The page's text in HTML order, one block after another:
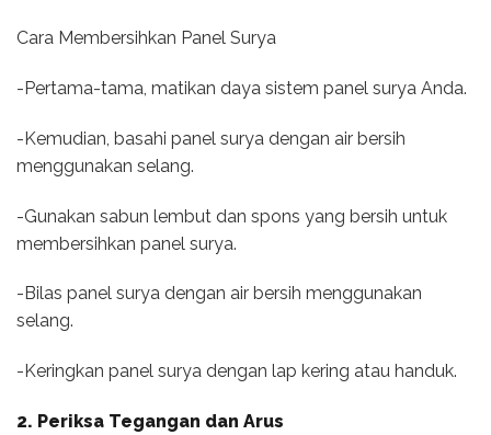
Cara Membersihkan Panel Surya
-Pertama-tama, matikan daya sistem panel surya Anda.
-Kemudian, basahi panel surya dengan air bersih
menggunakan selang.
-Gunakan sabun lembut dan spons yang bersih untuk
membersihkan panel surya.
-Bilas panel surya dengan air bersih menggunakan
selang.
-Keringkan panel surya dengan lap kering atau handuk.
2. Periksa Tegangan dan Arus